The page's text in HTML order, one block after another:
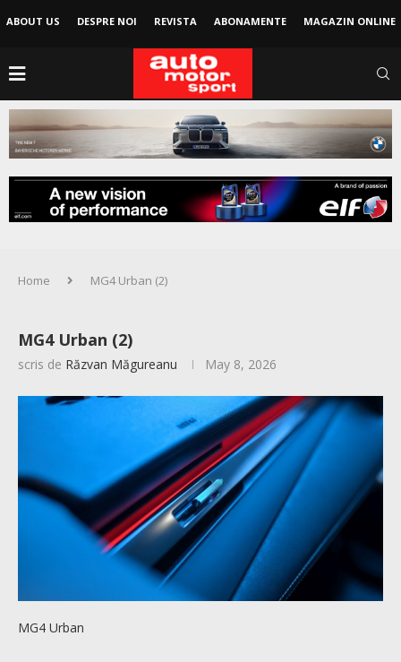
ABOUT US DESPRE NOI REVISTA ABONAMENTE MAGAZIN ONLINE
Home MG4 Urban (2)
MG4 Urban (2)
scris de Răzvan Măgureanu May 8, 2026
MG4 Urban